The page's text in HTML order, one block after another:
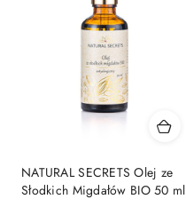
NATURAL SECRETS Olej ze
Słodkich Migdałów BIO 50 ml